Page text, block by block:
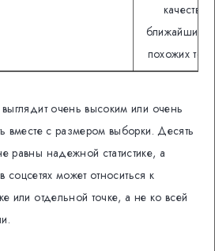
качество
ближайших
похожих
очень высоким или очень
вместе с размером выборки. Десять
равны надежной статистике, а
соцсетях может относиться к
или отдельной точке, а не ко всей